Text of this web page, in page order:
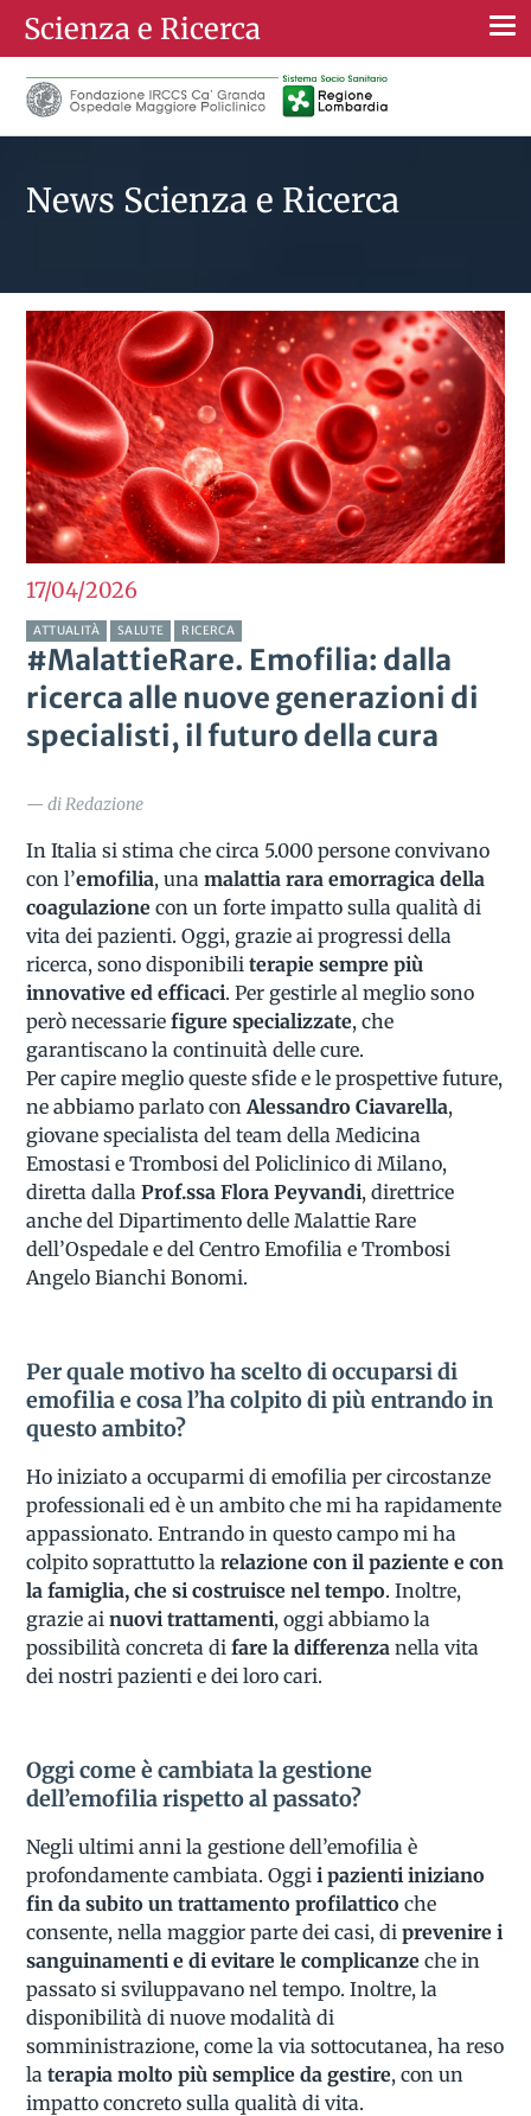
Scienza e Ricerca
News Scienza e Ricerca
17/042026
ATTUALITÀ SALUTE RICERCA
#MalattieRare. Emofilia: dalla
ricerca alle nuove generazioni di
specialisti, il futuro della cura
— di Redazione
In Italia si stima che circa 5.000 persone convivano
con l’emofilia, unamalattia rara emorragica della
coagulazione con un forte impatto sulla qualità di
vita dei pazienti. Oggi, grazie ai progressi della
ricerca, sono disponibiliterapie sempre più
innovative ed efficaci. Per gestirle al meglio sono
però necessarie figure specializzate, che
garantiscano la continuità delle cure.
Per capire meglio queste sfide e le prospettive future,
ne abbiamo parlato conAlessandro Ciavarella,
giovane specialista del team della Medicina
Emostasi e Trombosi del Policlinico di Milano,
diretta dallaProf.ssa Flora Peyvandi, direttrice
anche del Dipartimento delle Malattie Rare
dell’Ospedale e del Centro Emofilia e Trombosi
Angelo Bianchi Bonomi.
Per quale motivo ha scelto di occuparsi di
emofilia e cosa l’ha colpito di più entrando in
questo ambito?
Ho iniziato a occuparmi di emofilia per circostanze
professionali ed è un ambito che mi ha rapidamente
appassionato. Entrando in questo campo mi ha
colpito soprattutto larelazione con il paziente e con
la famiglia, che si costruisce nel tempo. Inoltre,
grazie ai nuovi trattamenti, oggi abbiamo la
possibilità concreta difare la differenzanella vita
dei nostri pazienti e dei loro cari.
Oggi come è cambiata la gestione
dell’emofilia rispetto al passato?
Negli ultimi anni la gestione dell’emofilia è
profondamente cambiata. Oggi i pazienti iniziano
fin da subito un trattamento profilatticoche
consente, nella maggior parte dei casi, diprevenire i
sanguinamenti e di evitare le complicanzeche in
passato si sviluppavano nel tempo. Inoltre, la
disponibilità di nuove modalità di
somministrazione, come la via sottocutanea, ha reso
laterapia molto più semplice da gestire, con un
impatto concreto sulla qualità di vita.